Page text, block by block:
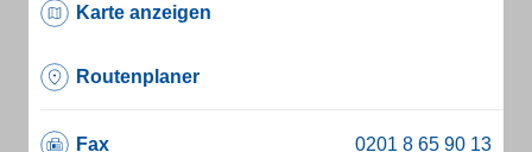
Karte anzeigen
Routenplaner
Fax